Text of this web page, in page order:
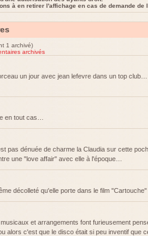
à en retirer l'affichage en cas de demande de
1 archivé)
archivés
un jour avec jean lefevre dans un top
en tout cas…
pas dénuée de charme la Claudia sur cette
une "love affair" avec elle à l'époque…
décolleté qu'elle porte dans le film "Cartouche"
et arrangements font furieusement
alors c'est que le disco était si peu inventif que